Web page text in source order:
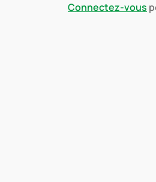
Connectez-vous